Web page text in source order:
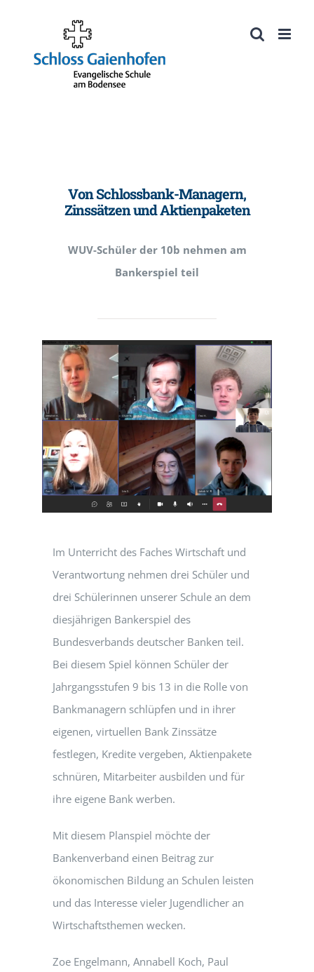
Werkzeugleiste öffnen
springen
Von Schlossbank-Managern,
Zinssätzen und Aktienpaketen
WUV-Schüler der 10b nehmen am
Bankerspiel teil
Im Unterricht des Faches Wirtschaft und
Verantwortung nehmen drei Schüler und
drei Schülerinnen unserer Schule an dem
diesjährigen Bankerspiel des
Bundesverbands deutscher Banken teil.
Bei diesem Spiel können Schüler der
Jahrgangsstufen 9 bis 13 in die Rolle von
Bankmanagern schlüpfen und in ihrer
eigenen, virtuellen Bank Zinssätze
festlegen, Kredite vergeben, Aktienpakete
schnüren, Mitarbeiter ausbilden und für
ihre eigene Bank werben.
Mit diesem Planspiel möchte der
Bankenverband einen Beitrag zur
ökonomischen Bildung an Schulen leisten
und das Interesse vieler Jugendlicher an
Wirtschaftsthemen wecken.
Zoe Engelmann, Annabell Koch, Paul